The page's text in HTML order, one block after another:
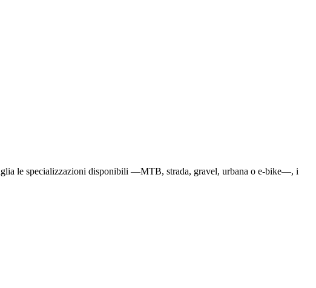
le specializzazioni disponibili —MTB, strada, gravel, urbana o e-bike—, i